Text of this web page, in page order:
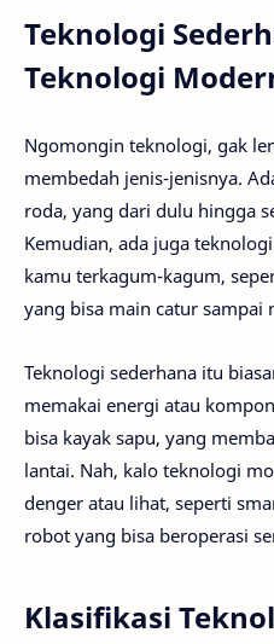
Teknologi
Teknologi
Ngomongin teknologi, gak
membedah jenis-jenisnya.
roda, yang dari dulu hingga
Kemudian, ada juga
kamu terkagum-kagum,
yang bisa main catur sampai
Teknologi sederhana itu
memakai energi atau
bisa kayak sapu, yang
lantai. Nah, kalo teknologi
denger atau lihat, seperti
robot yang bisa beroperasi
Klasifikasi